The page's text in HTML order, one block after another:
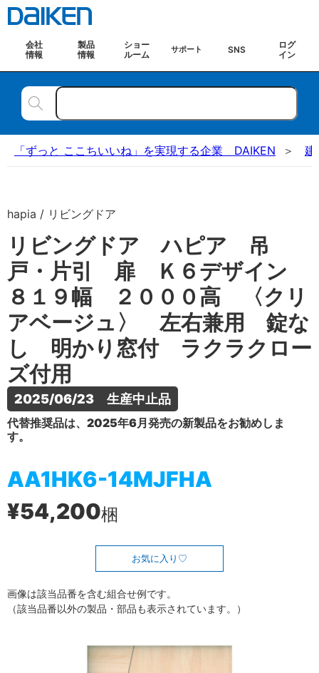
会社
情報
製品
情報
ショー
ルーム
サポート SNS
ログ
イン
「ずっと ここちいいね」を実現する企業 DAIKEN 建
hapia / リビングドア
リビングドア ハピア 吊
戸・片引 扉 Ｋ６デザイン
８１９幅 ２０００高 〈クリ
アベージュ〉 左右兼用 錠な
し 明かり窓付 ラクラクロー
ズ付用
2025/06/23　生産中止品
代替推奨品は、2025年6月発売の新製品をお勧めしま
す。
AA1HK6-14MJFHA
¥54,200梱
お気に入り
画像は該当品番を含む組合せ例です。
（該当品番以外の製品・部品も表示されています。）